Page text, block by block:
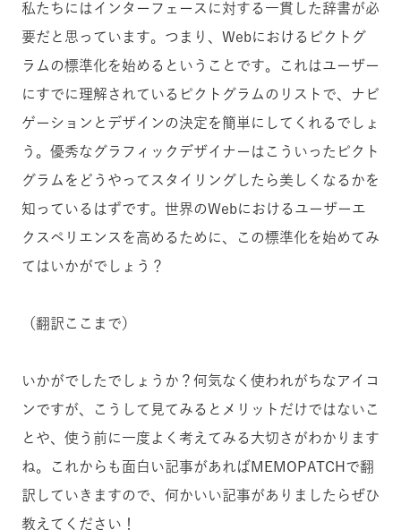
私たちにはインターフェースに対する一貫した辞書が必
要だと思っています。つまり、Webにおけるピクトグ
ラムの標準化を始めるということです。これはユーザー
にすでに理解されているピクトグラムのリストで、ナビ
ゲーションとデザインの決定を簡単にしてくれるでしょ
う。優秀なグラフィックデザイナーはこういったピクト
グラムをどうやってスタイリングしたら美しくなるかを
知っているはずです。世界のWebにおけるユーザーエ
クスペリエンスを高めるために、この標準化を始めてみ
てはいかがでしょう？
（翻訳ここまで）
いかがでしたでしょうか？何気なく使われがちなアイコ
ンですが、こうして見てみるとメリットだけではないこ
とや、使う前に一度よく考えてみる大切さがわかります
ね。これからも面白い記事があればMEMOPATCHで翻
訳していきますので、何かいい記事がありましたらぜひ
教えてください！